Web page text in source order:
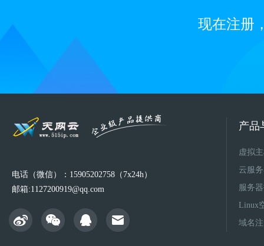
现在注册
电话（微信）：15905202758（7x24h）
邮箱:1127200919@qq.com
产品
虚拟
云服
服务
Linux
域名